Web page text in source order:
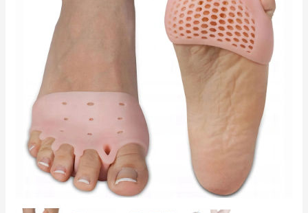
Protecție
Monturi
Noapte,
Mărime
Universală